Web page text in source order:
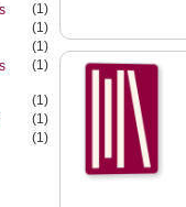
(1)
(1)
(1)
(1)
(1)
(1)
(1)